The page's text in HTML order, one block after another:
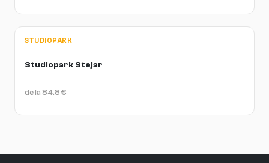
STUDIOPARK
Studiopark Stejar
de la 84.8 €